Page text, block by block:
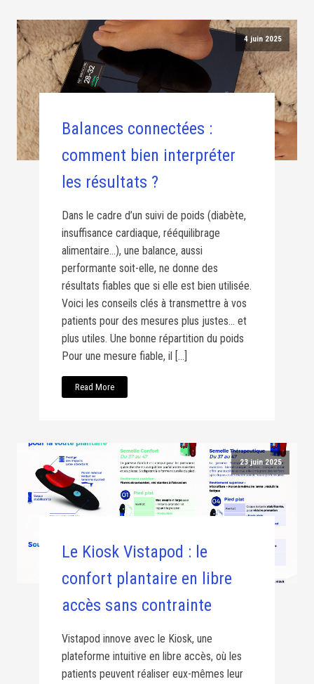
4 juin 2025
Balances connectées :
comment bien interpréter
les résultats ?
Dans le cadre d’un suivi de poids (diabète,
insuffisance cardiaque, rééquilibrage
alimentaire…), une balance, aussi
performante soit-elle, ne donne des
résultats fiables que si elle est bien utilisée.
Voici les conseils clés à transmettre à vos
patients pour des mesures plus justes… et
plus utiles. Une bonne répartition du poids
Pour une mesure fiable, il […]
Read More
23 juin 2025
Le Kiosk Vistapod : le
confort plantaire en libre
accès sans contrainte
Vistapod innove avec le Kiosk, une
plateforme intuitive en libre accès, où les
patients peuvent réaliser eux-mêmes leur